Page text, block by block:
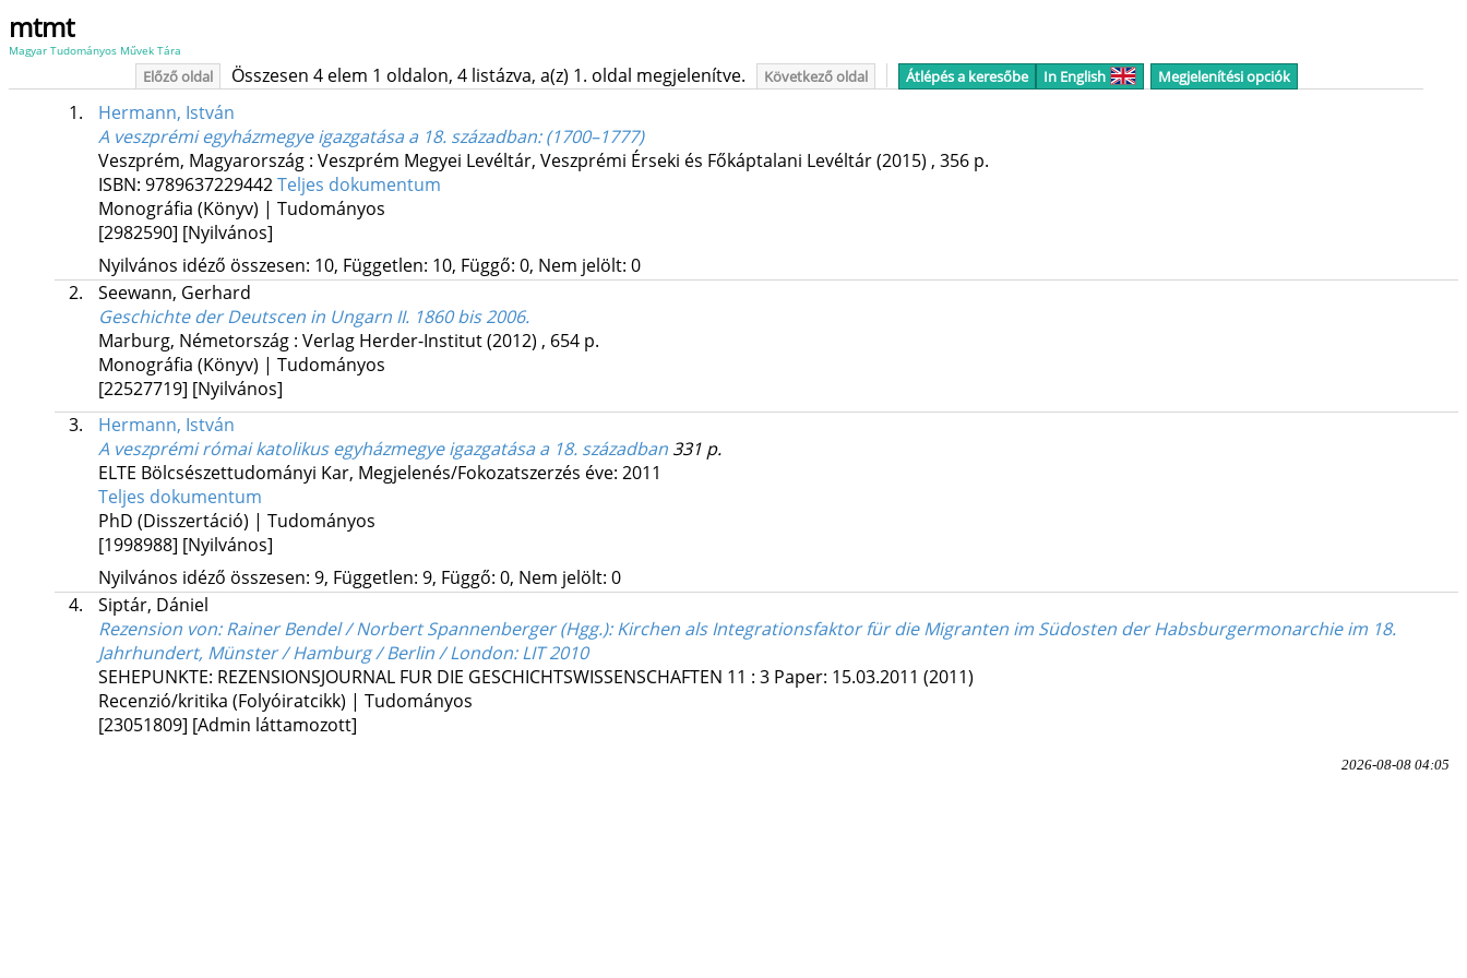
mtmt
Magyar Tudományos Művek Tára
Előző oldal Összesen 4 elem 1 oldalon, 4 listázva, a(z) 1. oldal megjelenítve. Következő oldal Átlépés a keresőbe In English Megjelenítési opciók
1.
Hermann, István
A veszprémi egyházmegye igazgatása a 18. században: (1700–1777)
Veszprém, Magyarország : Veszprém Megyei Levéltár, Veszprémi Érseki és Főkáptalani Levéltár(2015) , 356 p.
ISBN: 9789637229442Teljes dokumentum
Monográfia (Könyv) | Tudományos
[2982590] [Nyilvános]
Nyilvános idéző összesen: 10, Független: 10, Függő: 0, Nem jelölt: 0
2.
Seewann, Gerhard
Geschichte der Deutscen in Ungarn II. 1860 bis 2006.
Marburg, Németország : Verlag Herder-Institut(2012) , 654 p.
Monográfia (Könyv) | Tudományos
[22527719] [Nyilvános]
3.
Hermann, István
A veszprémi római katolikus egyházmegye igazgatása a 18. században331 p.
ELTE Bölcsészettudományi Kar, Megjelenés/Fokozatszerzés éve: 2011
Teljes dokumentum
PhD (Disszertáció) | Tudományos
[1998988] [Nyilvános]
Nyilvános idéző összesen: 9, Független: 9, Függő: 0, Nem jelölt: 0
4.
Siptár, Dániel
Rezension von: Rainer Bendel / Norbert Spannenberger (Hgg.): Kirchen als Integrationsfaktor für die Migranten im Südosten der Habsburgermonarchie im 18.
Jahrhundert, Münster / Hamburg / Berlin / London: LIT 2010
SEHEPUNKTE: REZENSIONSJOURNAL FUR DIE GESCHICHTSWISSENSCHAFTEN 11 : 3 Paper: 15.03.2011 (2011)
Recenzió/kritika (Folyóiratcikk) | Tudományos
[23051809] [Admin láttamozott]
2026-08-08 04:05